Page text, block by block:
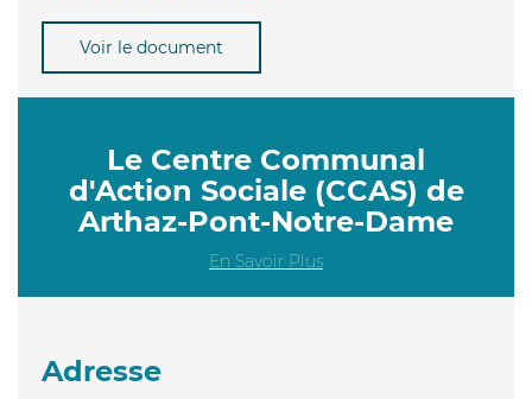
Voir le document
Le Centre Communal
d'Action Sociale (CCAS) de
Arthaz-Pont-Notre-Dame
En Savoir Plus
Adresse